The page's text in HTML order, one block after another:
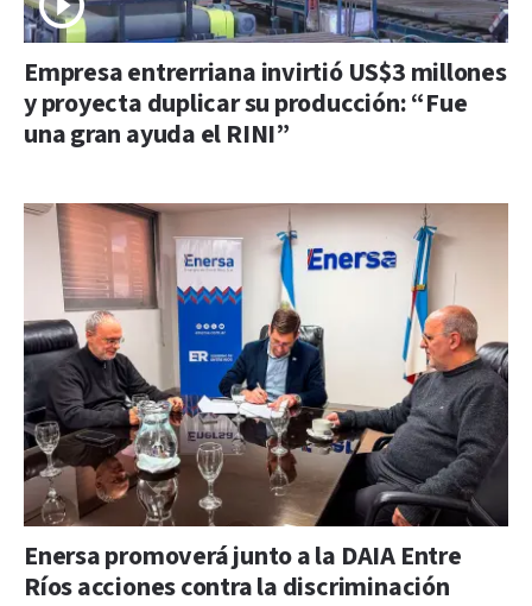
Empresa entrerriana invirtió US$3 millones
y proyecta duplicar su producción: “Fue
una gran ayuda el RINI”
Enersa promoverá junto a la DAIA Entre
Ríos acciones contra la discriminación